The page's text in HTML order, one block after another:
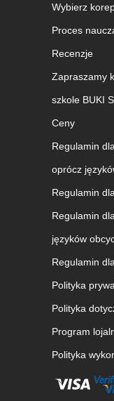
Wybierz
Proces
Recenzje
Zapraszamy
szkole BUKI
Ceny
Regulamin
oprócz
Regulamin
Regulamin
języków
Regulamin
Polityka
Polityka
Program
Polityka